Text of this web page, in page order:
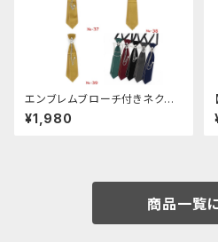
エンブレムブローチ付きネクタ
イ(イエロー)
¥1,980
商品一覧